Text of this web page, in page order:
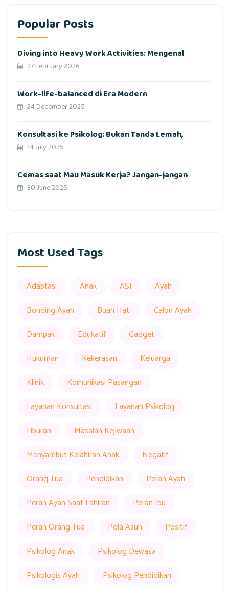
Popular Posts
Diving into Heavy Work Activities: Mengenal
27 February 2026
Work-life-balanced di Era Modern
24 December 2025
Konsultasi ke Psikolog: Bukan Tanda Lemah,
14 July 2025
Cemas saat Mau Masuk Kerja? Jangan-jangan
30 June 2025
Most Used Tags
Adaptasi Anak ASI
Ayah
Bonding Ayah
Buah Hati
Calon Ayah
Dampak
Edukatif
Gadget
Hukuman
Kekerasan
Keluarga
Klinik
Komunikasi Pasangan
Layanan Konsultasi
Layanan Psikolog
Liburan
Masalah Kejiwaan
Menyambut Kelahiran Anak
Negatif
Orang Tua
Pendidikan
Peran Ayah
Peran Ayah Saat Lahiran
Peran Ibu
Peran Orang Tua
Pola Asuh
Positif
Psikolog Anak
Psikolog Dewasa
Psikologis Ayah
Psikolog Pendidikan